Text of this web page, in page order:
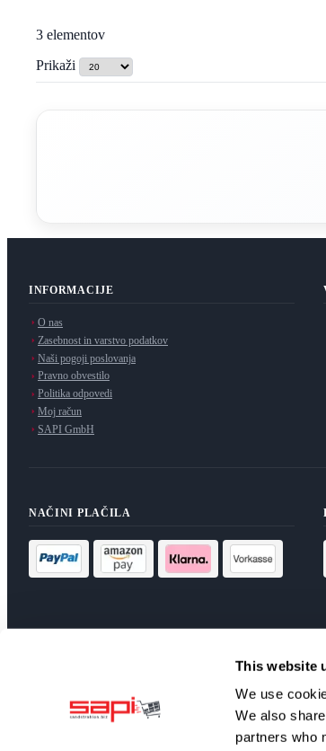
This website
We use
We also
partners who
3 elementov
Prikaži
INFORMACIJE
O nas
Zasebnost in varstvo podatkov
Naši pogoji poslovanja
Pravno obvestilo
Politika odpovedi
Moj račun
SAPI GmbH
NAČINI PLAČILA
Naročite se na naš novičnik za ekskluzivne ponudbe in